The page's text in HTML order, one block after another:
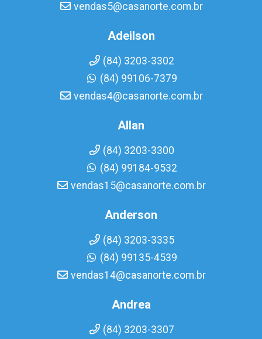
vendas5@casanorte.com.br
Adeilson
(84) 3203-3302
(84) 99106-7379
vendas4@casanorte.com.br
Allan
(84) 3203-3300
(84) 99184-9532
vendas15@casanorte.com.br
Anderson
(84) 3203-3335
(84) 99135-4539
vendas14@casanorte.com.br
Andrea
(84) 3203-3307